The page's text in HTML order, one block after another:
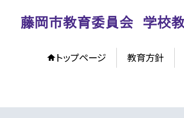
トップページ 教育方針